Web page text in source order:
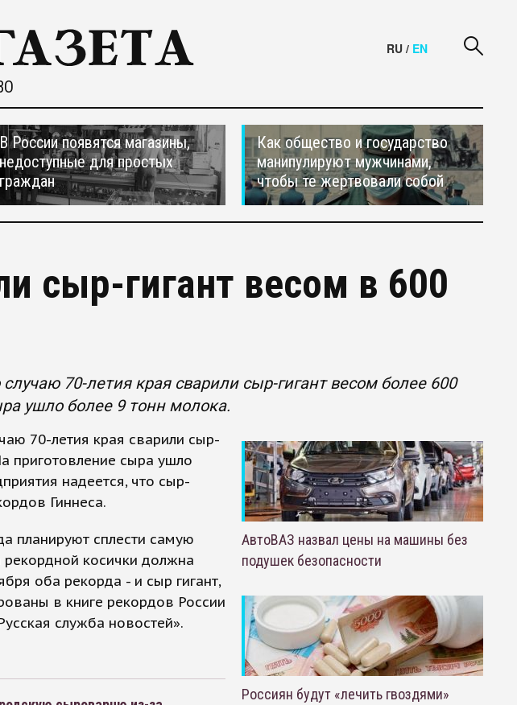
RU / EN
В России появятся магазины,
недоступные для простых
граждан
Как общество и государство
манипулируют мужчинами,
чтобы те жертвовали собой
сыр-гигант весом в 600
70-летия края сварили сыр-гигант весом более 600
ушло более 9 тонн молока.
70-летия края сварили сыр-
приготовление сыра ушло
надеется, что сыр-
Гиннеса.
планируют сплести самую
косички должна
оба рекорда - и сыр гигант,
в книге рекордов России
служба новостей».
АвтоВАЗ назвал цены на машины без
подушек безопасности
Россиян будут «лечить гвоздями»